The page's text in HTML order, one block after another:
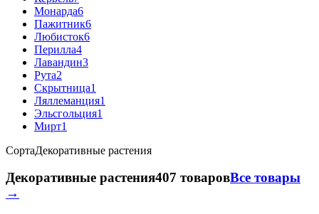
Монарда6
Пажитник6
Любисток6
Перилла4
Лавандин3
Рута2
Скрытница1
Ляллеманция1
Эльсгольция1
Мирт1
СортаДекоративные растения
Декоративные растения407 товаровВсе товары
→